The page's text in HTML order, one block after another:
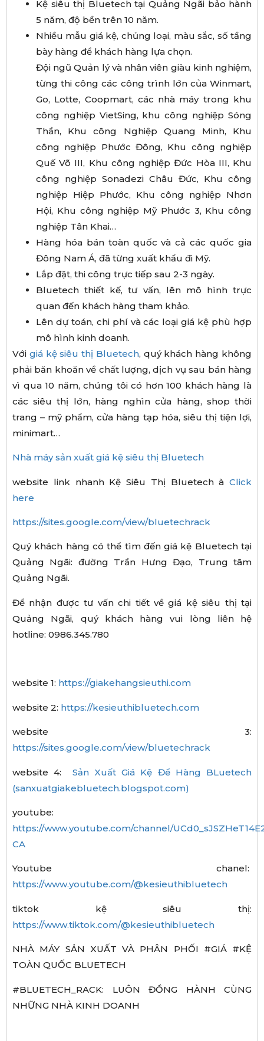
Kệ siêu thị Bluetech tại Quảng Ngãi bảo hành
5 năm, độ bền trên 10 năm.
Nhiều mẫu giá kệ, chủng loại, màu sắc, số tầng
bày hàng để khách hàng lựa chọn.
Đội ngũ Quản lý và nhân viên giàu kinh nghiệm,
từng thi công các công trình lớn của Winmart,
Go, Lotte, Coopmart, các nhà máy trong khu
công nghiệp VietSing, khu công nghiệp Sóng
Thần, Khu công Nghiệp Quang Minh, Khu
công nghiệp Phước Đông, Khu công nghiệp
Quế Võ III, Khu công nghiệp Đức Hòa III, Khu
công nghiệp Sonadezi Châu Đức, Khu công
nghiệp Hiệp Phước, Khu công nghiệp Nhơn
Hội, Khu công nghiệp Mỹ Phước 3, Khu công
nghiệp Tân Khai…
Hàng hóa bán toàn quốc và cả các quốc gia
Đông Nam Á, đã từng xuất khẩu đi Mỹ.
Lắp đặt, thi công trực tiếp sau 2-3 ngày.
Bluetech thiết kế, tư vấn, lên mô hình trực
quan đến khách hàng tham khảo.
Lên dự toán, chi phí và các loại giá kệ phù hợp
mô hình kinh doanh.
Với giá kệ siêu thị Bluetech, quý khách hàng không
phải băn khoăn về chất lượng, dịch vụ sau bán hàng
vì qua 10 năm, chúng tôi có hơn 100 khách hàng là
các siêu thị lớn, hàng nghìn cửa hàng, shop thời
trang – mỹ phẩm, cửa hàng tạp hóa, siêu thị tiện lợi,
minimart…
Nhà máy sản xuất giá kệ siêu thị Bluetech
website link nhanh Kệ Siêu Thị Bluetech à Click
here
https://sites.google.com/view/bluetechrack
Quý khách hàng có thể tìm đến giá kệ Bluetech tại
Quảng Ngãi: đường Trần Hưng Đạo, Trung tâm
Quảng Ngãi.
Để nhận được tư vấn chi tiết về giá kệ siêu thị tại
Quảng Ngãi, quý khách hàng vui lòng liên hệ
hotline: 0986.345.780
website 1: https://giakehangsieuthi.com
website 2: https://kesieuthibluetech.com
website 3:
https://sites.google.com/view/bluetechrack
website 4: Sản Xuất Giá Kệ Để Hàng BLuetech
(sanxuatgiakebluetech.blogspot.com)
youtube:
https://www.youtube.com/channel/
CA
Youtube chanel:
https://www.youtube.com/@kesieuthibluetech
tiktok kệ siêu thị:
https://www.tiktok.com/@kesieuthibluetech
NHÀ MÁY SẢN XUẤT VÀ PHÂN PHỐI #GIÁ #KỆ
TOÀN QUỐC BLUETECH
#BLUETECH_RACK: LUÔN ĐỒNG HÀNH CÙNG
NHỮNG NHÀ KINH DOANH